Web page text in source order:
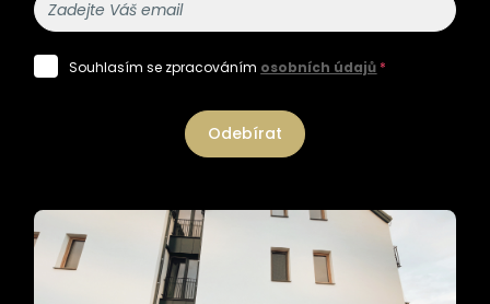
Souhlasím se zpracováním osobních údajů *
Odebírat